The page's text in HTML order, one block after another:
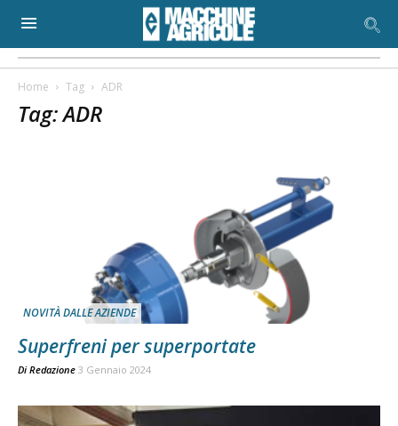
Home Tag ADR
Tag: ADR
NOVITÀ DALLE AZIENDE
Superfreni per superportate
Di Redazione 3 Gennaio 2024